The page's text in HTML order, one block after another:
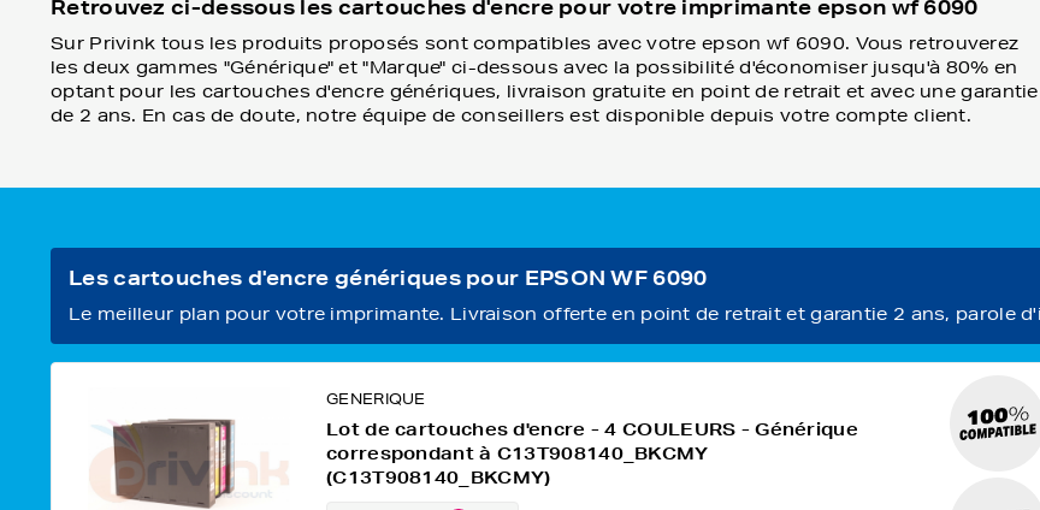
Retrouvez ci-dessous les cartouches d'encre pour votre imprimante epson wf 6090
Sur Privink tous les produits proposés sont compatibles avec votre epson wf 6090. Vous retrouverez
les deux gammes "Générique" et "Marque" ci-dessous avec la possibilité d'économiser jusqu'à 80% en
optant pour les cartouches d'encre génériques, livraison gratuite en point de retrait et avec une garantie
de 2 ans. En cas de doute, notre équipe de conseillers est disponible depuis votre compte client.
Les cartouches d'encre génériques pour EPSON WF 6090
Le meilleur plan pour votre imprimante. Livraison offerte en point de retrait et garantie 2 ans, parole
GENERIQUE
Lot de cartouches d'encre - 4 COULEURS - Générique
correspondant à C13T908140_BKCMY
(C13T908140_BKCMY)